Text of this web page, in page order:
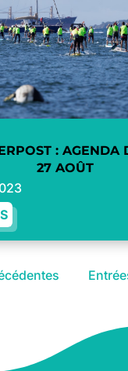
: AGENDA
27 AOÛT